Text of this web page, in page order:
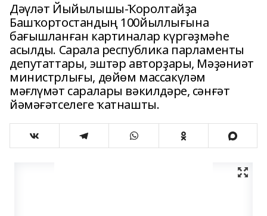
Дәүләт Йыйылышы-Ҡоролтайҙа
Башҡортостандың 100йыллығына
бағышланған картиналар күргәҙмәһе
асылды. Сарала республика парламенты
депутаттары, эштәр авторҙары, Мәҙәниәт
министрлығы, дөйөм массакүләм
мәғлүмәт саралары вәкилдәре, сәнғәт
йәмәғәтселеге ҡатнашты.